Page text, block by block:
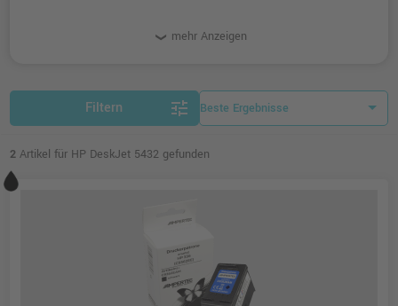
mehr Anzeigen
Filtern tune
2 Artikel für HP DeskJet 5432 gefunden